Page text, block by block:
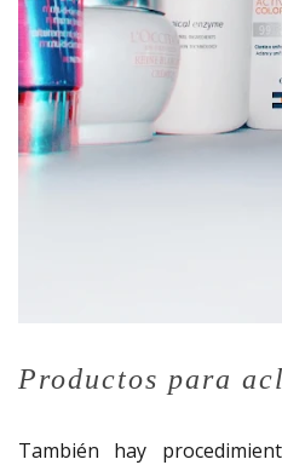
Productos para
También hay